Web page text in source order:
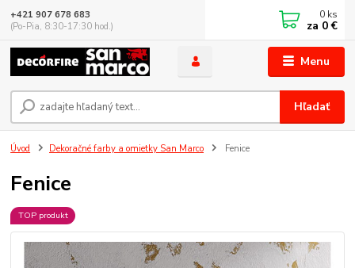
Menu
Hľadať
+421 907 678 683
(Po-Pia, 8:30-17:30 hod.)
0 ks
za 0 €
Úvod Dekoračné farby a omietky San Marco Fenice
Fenice
TOP produkt